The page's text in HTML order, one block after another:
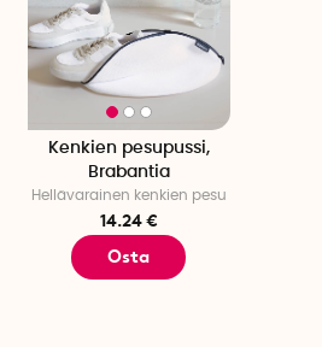
Kenkien pesupussi,
Brabantia
Hellävarainen kenkien pesu
14.24 €
Osta